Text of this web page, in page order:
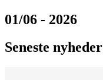
01/06 - 2026
Seneste nyheder